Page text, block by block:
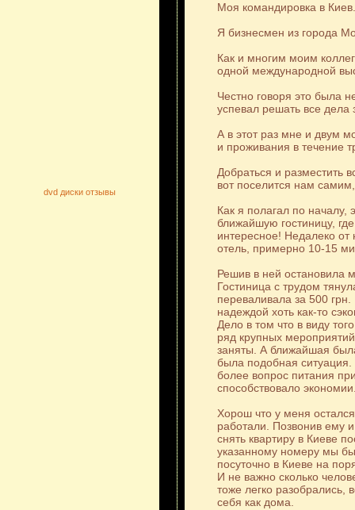
dvd диски отзывы
Моя командировка в Киев.
Я бизнесмен из города
Как и многим моим
одной международной
Честно говоря это была
успевал решать все дела
А в этот раз мне и двум
и проживания в течение
Добраться и разместить
вот поселится нам
Как я полагал по
ближайшую гостиницу,
интересное! Недалеко от
отель, примерно 10-15
Решив в ней остановила
Гостиница с трудом
переваливала за 500
надеждой хоть как-то
Дело в том что в виду
ряд крупных
заняты. А ближайшая
была подобная
более вопрос питания
способствовало
Хорош что у меня
работали. Позвонив ему
снять квартиру в Киеве
указанному номеру мы
посуточно в Киеве на
И не важно сколько
тоже легко разобрались,
себя как дома.